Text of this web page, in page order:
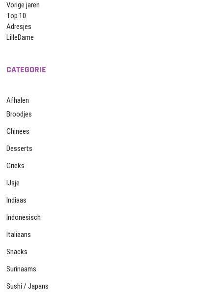
Vorige jaren
Top 10
Adresjes
LilleDame
CATEGORIE
Afhalen
Broodjes
Chinees
Desserts
Grieks
IJsje
Indiaas
Indonesisch
Italiaans
Snacks
Surinaams
Sushi / Japans